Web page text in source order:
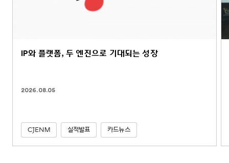
IP와 플랫폼, 두 엔진으로 기대되는 성장
2026.08.05
CJENM 실적발표 카드뉴스